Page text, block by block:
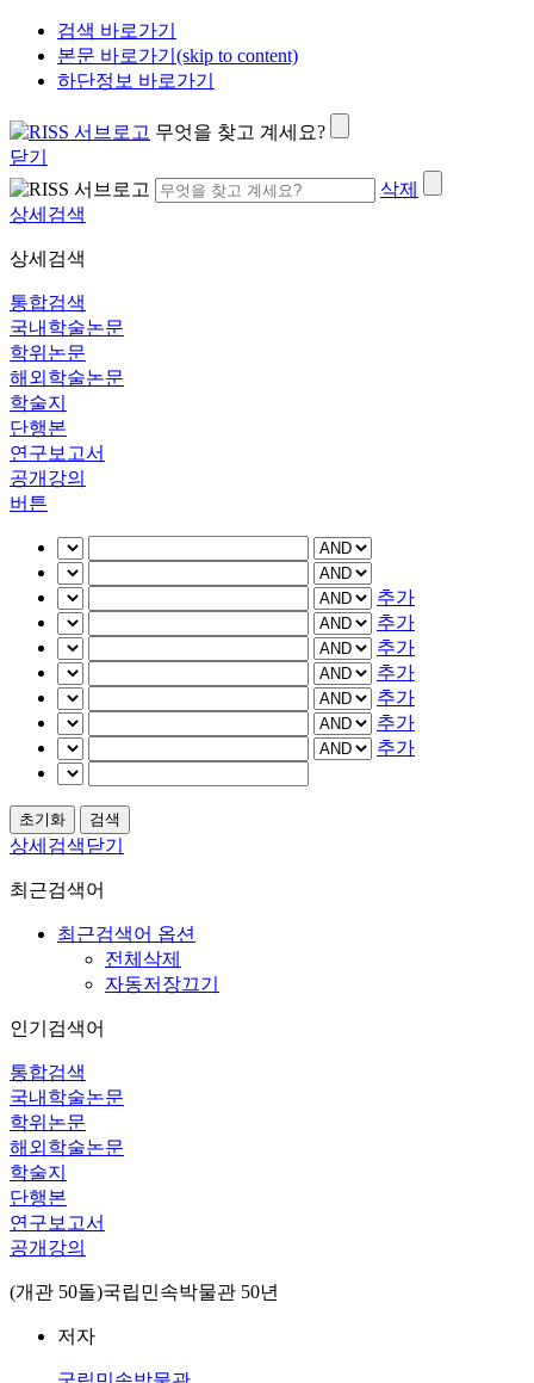
검색 바로가기
본문 바로가기(skip to content)
하단정보 바로가기
무엇을 찾고 계세요?
닫기
삭제
상세검색
상세검색
통합검색
국내학술논문
학위논문
해외학술논문
학술지
단행본
연구보고서
공개강의
버튼
추가
추가
추가
추가
추가
추가
추가
상세검색닫기
최근검색어
최근검색어 옵션
전체삭제
자동저장끄기
인기검색어
통합검색
국내학술논문
학위논문
해외학술논문
학술지
단행본
연구보고서
공개강의
(개관 50돌)국립민속박물관 50년
저자